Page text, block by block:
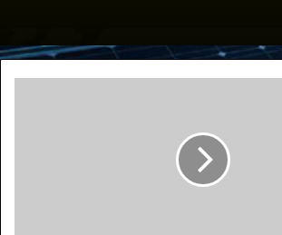
به صورت لباس شخصی) است.
تر از اظهارات فرمانده سپاه
تحت امر خود دانست و اعلام
در مقاطع مختلف مانند حوادثی
تلخ اصلاحات به منظور خاموش